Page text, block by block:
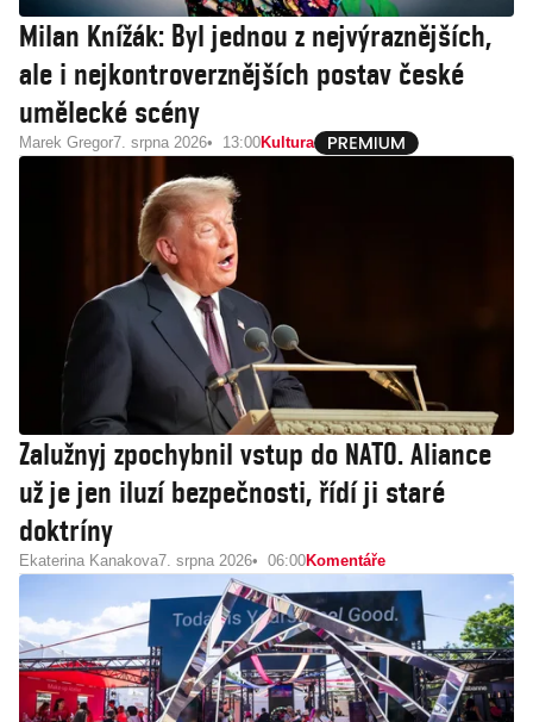
Milan Knížák: Byl jednou z nejvýraznějších,
ale i nejkontroverznějších postav české
umělecké scény
Marek Gregor7. srpna 2026 13:00Kultura
Zalužnyj zpochybnil vstup do NATO. Aliance
už je jen iluzí bezpečnosti, řídí ji staré
doktríny
Ekaterina Kanakova7. srpna 2026 06:00Komentáře